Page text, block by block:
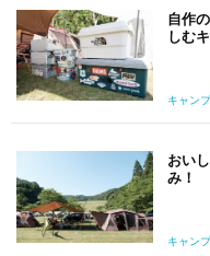
自作
しむ
キャン
おい
み！
キャン